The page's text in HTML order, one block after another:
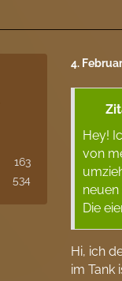
163
534
4.
Hey!
von
Die
Hi, ich
im Tank